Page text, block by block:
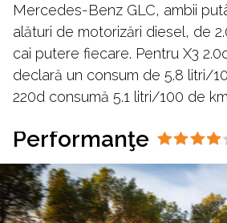
Mercedes-Benz GLC, ambii
alături de motorizări diesel, de
cai putere fiecare. Pentru X3
declară un consum de 5.8 litri/
220d consumă 5.1 litri/100 de
Performanţe